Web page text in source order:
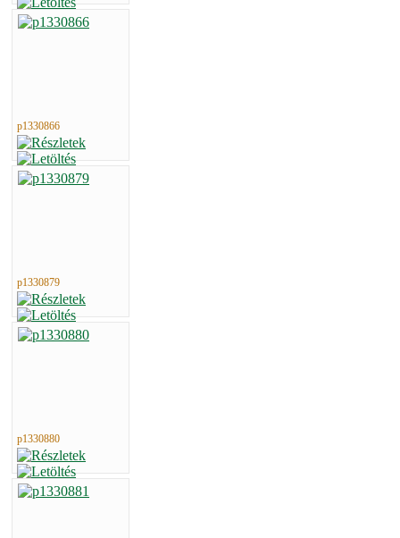
p1330866
p1330879
p1330880